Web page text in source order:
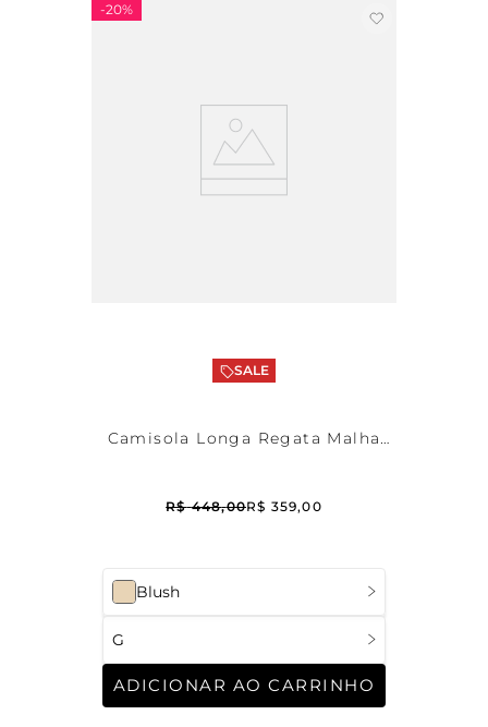
-20%
Blush
G
ADICIONAR AO CARRINHO
SALE
Camisola Longa Regata Malha
R$ 448,00R$ 359,00